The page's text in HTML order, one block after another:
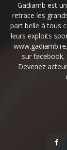
Gadiamb est
retrace les
part belle à tous
leurs exploits
sur
Devenez